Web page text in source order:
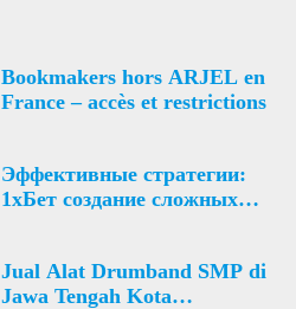
Bookmakers hors ARJEL en
France – accès et restrictions
Эффективные стратегии:
1хБет создание сложных
Jual Alat Drumband SMP di
Jawa Tengah Kota